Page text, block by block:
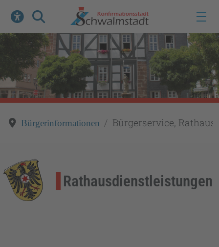
Werkzeuge zur Barrierefreiheit öffnen
Suche
Bürgerinformationen Bürgerservice,
Rathausdienstleistungen